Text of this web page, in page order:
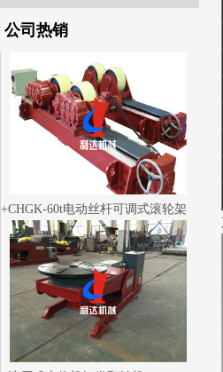
公司热销
CHGK-60t电动丝杆可调式滚轮架